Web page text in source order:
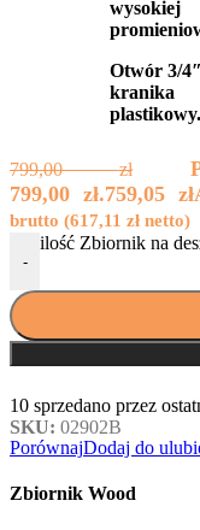
wysokiej
Otwór 3/
kranika
plastikowy.
799,00zł
799,00 zł.759,05zł
brutto (617,11 zł netto)
-
ilość Zbiornik na
10 sprzedano przez
SKU: 02902B
PorównajDodaj do
Zbiornik Wood